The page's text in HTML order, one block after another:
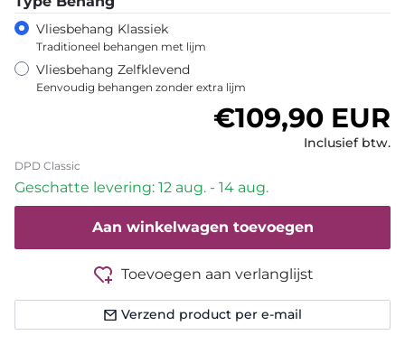
Vliesbehang Klassiek
Traditioneel behangen met lijm
Vliesbehang Zelfklevend
Eenvoudig behangen zonder extra lijm
Normale prijs
€109,90 EUR
Inclusief btw.
DPD Classic
Geschatte levering: 12 aug. - 14 aug.
Aan winkelwagen toevoegen
Toevoegen aan verlanglijst
Verzend product per e-mail